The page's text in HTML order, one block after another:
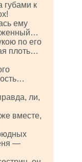
губами к
ему
по его
плоть…
ли,
вместе,
—